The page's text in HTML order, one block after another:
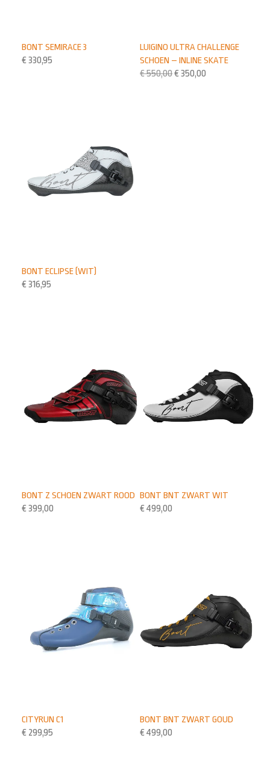
LUIGINO ULTRA CHALLENGE
SCHOEN – INLINE SKATE
€550,00€ 350,00
BONT SEMIRACE 3
€ 330,95
BONT ECLIPSE (WIT)
€ 316,95
BONT BNT ZWART WIT
€ 499,00
BONT Z SCHOEN ZWART ROOD
€ 399,00
BONT BNT ZWART GOUD
€ 499,00
CITYRUN C1
€ 299,95